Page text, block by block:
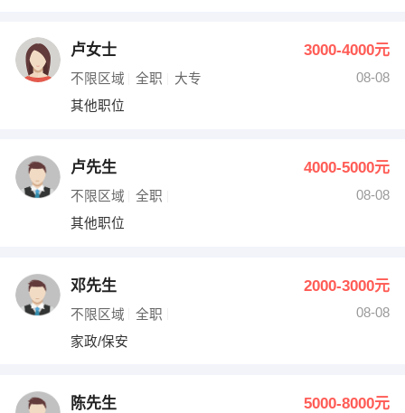
卢女士 3000-4000元
不限区域 全职 大专
08-08
其他职位
卢先生 4000-5000元
不限区域 全职
08-08
其他职位
邓先生 2000-3000元
不限区域 全职
08-08
家政/保安
陈先生 5000-8000元